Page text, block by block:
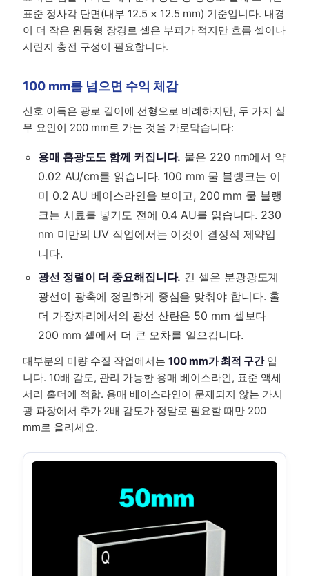
표준 정사각 단면(내부 12.5 × 12.5 mm) 기준입니다. 내경
이 더 작은 원통형 장경로 셀은 부피가 적지만 흐름 셀이나
시린지 충전 구성이 필요합니다.
100 mm를 넘으면 수익 체감
신호 이득은 광로 길이에 선형으로 비례하지만, 두 가지 실
무 요인이 200 mm로 가는 것을 가로막습니다:
용매 흡광도도 함께 커집니다. 물은 220 nm에서 약
0.02 AU/cm를 읽습니다. 100 mm 물 블랭크는 이
미 0.2 AU 베이스라인을 보이고, 200 mm 물 블랭
크는 시료를 넣기도 전에 0.4 AU를 읽습니다. 230
nm 미만의 UV 작업에서는 이것이 결정적 제약입
니다.
광선 정렬이 더 중요해집니다. 긴 셀은 분광광도계
광선이 광축에 정밀하게 중심을 맞춰야 합니다. 홀
더 가장자리에서의 광선 산란은 50 mm 셀보다
200 mm 셀에서 더 큰 오차를 일으킵니다.
대부분의 미량 수질 작업에서는 100 mm가 최적 구간입
니다. 10배 감도, 관리 가능한 용매 베이스라인, 표준 액세
서리 홀더에 적합. 용매 베이스라인이 문제되지 않는 가시
광 파장에서 추가 2배 감도가 정말로 필요할 때만 200
mm로 올리세요.